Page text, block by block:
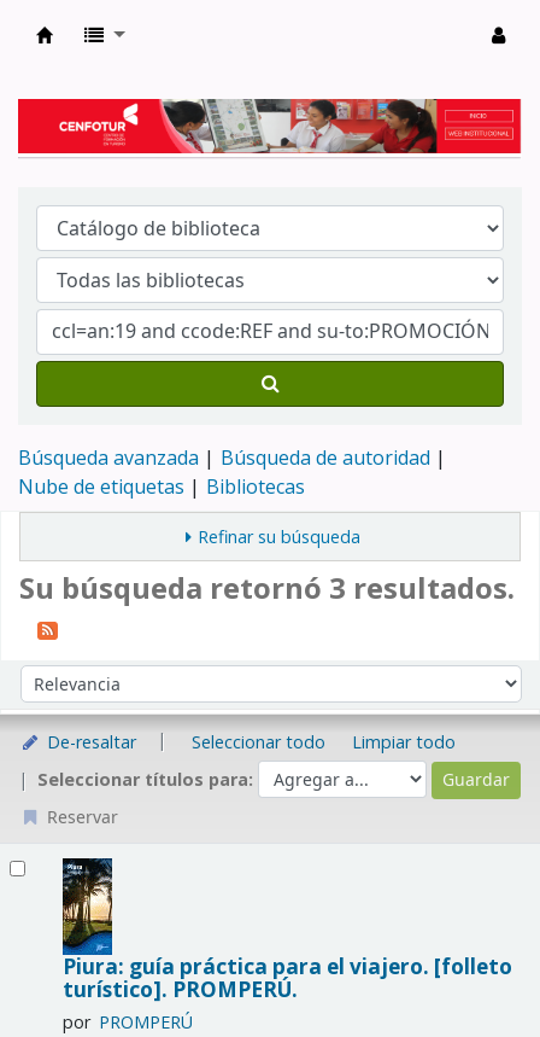
Búsqueda avanzada
Búsqueda de autoridad
Nube de etiquetas
Bibliotecas
Refinar su búsqueda
Su búsqueda retornó 3 resultados.
Ordenar por:
De-resaltar Seleccionar todo
Limpiar todo
Seleccionar títulos para:
Reservar
Piura: guía práctica para el viajero. [folleto
turístico]. PROMPERÚ.
por PROMPERÚ